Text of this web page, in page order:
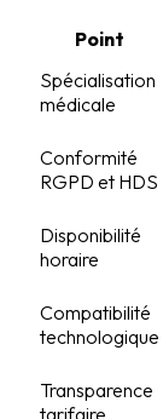
Point
Spécialisation
médicale
Conformité
RGPD et HDS
Disponibilité
horaire
Compatibilité
technologique
Transparence